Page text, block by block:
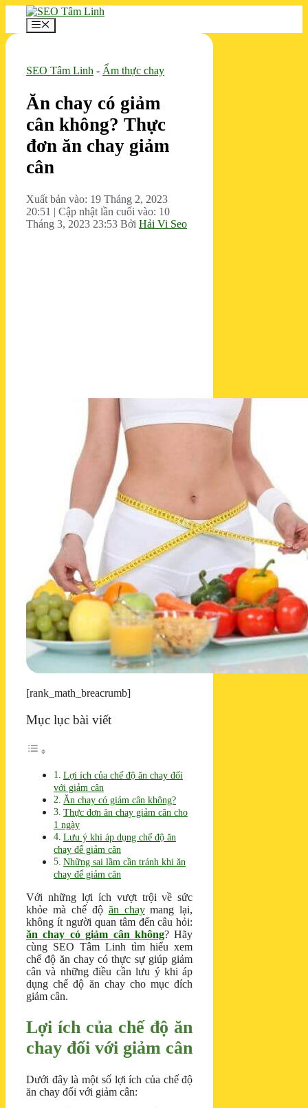
Chuyển
nội
dung
Menu
SEO Tâm Linh - Ẩm thực chay
Ăn chay có giảm
cân không? Thực
đơn ăn chay giảm
cân
Xuất bản vào: 19 Tháng 2, 2023
20:51 | Cập nhật lần cuối vào: 10
Tháng 3, 2023 23:53 Bởi Hải Vi Seo
[rank_math_breacrumb]
Mục lục bài viết
Lợi ích của chế độ ăn chay đối
với giảm cân
Ăn chay có giảm cân không?
Thực đơn ăn chay giảm cân cho
1 ngày
Lưu ý khi áp dụng chế độ ăn
chay để giảm cân
Những sai lầm cần tránh khi ăn
chay để giảm cân
Với những lợi ích vượt trội về sức
khỏe mà chế độ ăn chaymang lại,
không ít người quan tâm đến câu hỏi:
ăn chay có giảm cân không? Hãy
cùng SEO Tâm Linh tìm hiểu xem
chế độ ăn chay có thực sự giúp giảm
cân và những điều cần lưu ý khi áp
dụng chế độ ăn chay cho mục đích
giảm cân.
Lợi ích của chế độ ăn
chay đối với giảm cân
Dưới đây là một số lợi ích của chế độ
ăn chay đối với giảm cân: